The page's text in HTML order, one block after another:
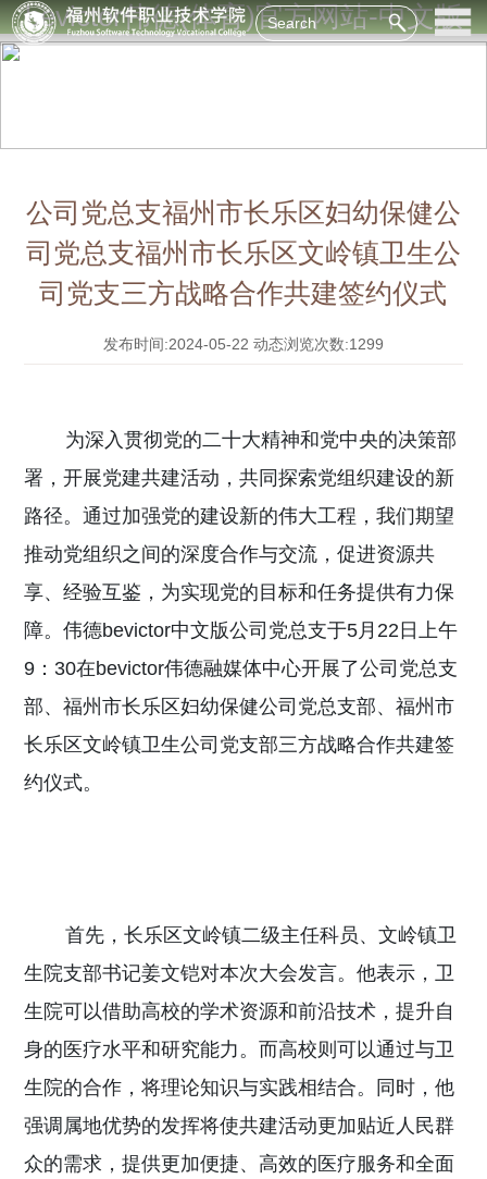
bevictor伟德(体育)官方网站-中文版
公司党总支福州市长乐区妇幼保健公
司党总支福州市长乐区文岭镇卫生公
司党支三方战略合作共建签约仪式
发布时间:2024-05-22 动态浏览次数:1299
为深入贯彻党的二十大精神和党中央的决策部
署，开展党建共建活动，共同探索党组织建设的新
路径。通过加强党的建设新的伟大工程，我们期望
推动党组织之间的深度合作与交流，促进资源共
享、经验互鉴，为实现党的目标和任务提供有力保
障。伟德bevictor中文版公司党总支于5月22日上午
9：30在bevictor伟德融媒体中心开展了公司党总支
部、福州市长乐区妇幼保健公司党总支部、福州市
长乐区文岭镇卫生公司党支部三方战略合作共建签
约仪式。
首先， 长乐区文岭镇二级主任科员、文岭镇卫
生院支部书记姜文铠对本次大会发言。他表示，卫
生院可以借助高校的学术资源和前沿技术，提升自
身的医疗水平和研究能力。而高校则可以通过与卫
生院的合作，将理论知识与实践相结合。同时，他
强调属地优势的发挥将使共建活动更加贴近人民群
众的需求，提供更加便捷、高效的医疗服务和全面